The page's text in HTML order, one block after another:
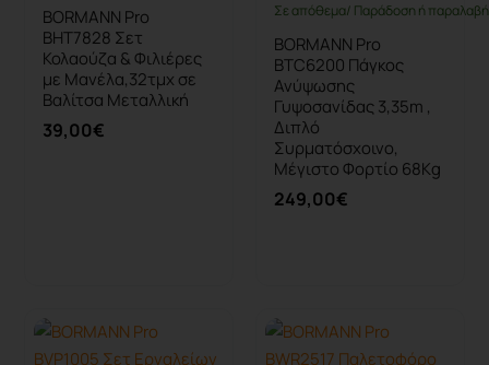
BORMANN Pro
BHT7828 Σετ
Κολαούζα & Φιλιέρες
με Μανέλα,32τμχ σε
Βαλίτσα Μεταλλική
39,00€
Σε απόθεμα/ Παράδοση ή
BORMANN Pro
BTC6200 Πάγκος
Ανύψωσης
Γυψοσανίδας 3,35m ,
Διπλό
Συρματόσχοινο,
Μέγιστο Φορτίο 68Kg
249,00€